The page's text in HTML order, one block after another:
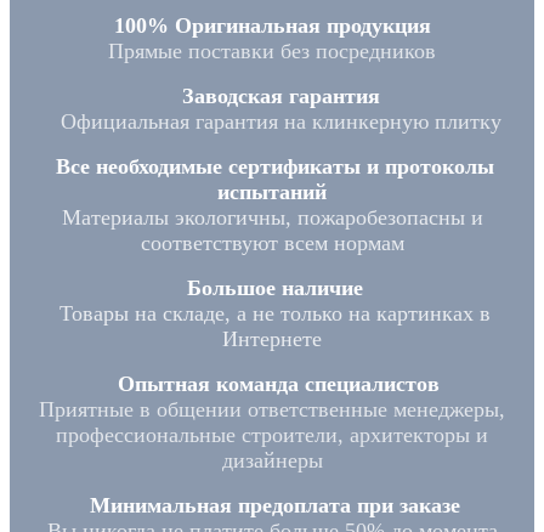
100% Оригинальная продукция
Прямые поставки без посредников
Заводская гарантия
Официальная гарантия на клинкерную плитку
Все необходимые сертификаты и протоколы
испытаний
Материалы экологичны, пожаробезопасны и
соответствуют всем нормам
Большое наличие
Товары на складе, а не только на картинках в
Интернете
Опытная команда специалистов
Приятные в общении ответственные менеджеры,
профессиональные строители, архитекторы и
дизайнеры
Минимальная предоплата при заказе